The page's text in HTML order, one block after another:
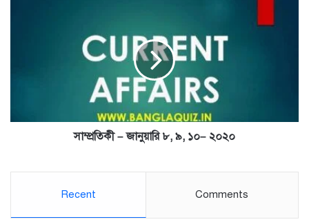
সাম্প্রতিকী – জানুয়ারি ৮, ৯, ১০– ২০২০
Recent Comments